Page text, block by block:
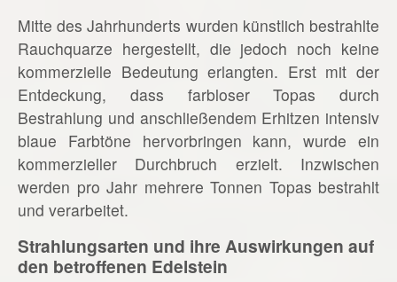
Mitte des Jahrhunderts wurden künstlich bestrahlte
Rauchquarze hergestellt, die jedoch noch keine
kommerzielle Bedeutung erlangten. Erst mit der
Entdeckung, dass farbloser Topas durch
Bestrahlung und anschließendem Erhitzen intensiv
blaue Farbtöne hervorbringen kann, wurde ein
kommerzieller Durchbruch erzielt. Inzwischen
werden pro Jahr mehrere Tonnen Topas bestrahlt
und verarbeitet.
Strahlungsarten und ihre Auswirkungen auf
den betroffenen Edelstein